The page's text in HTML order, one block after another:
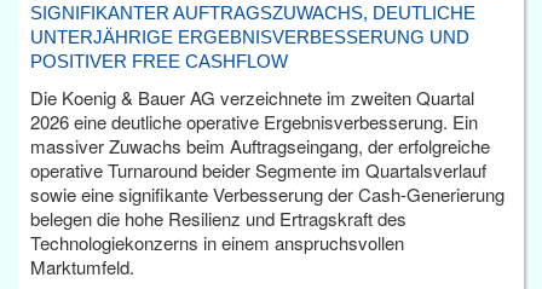
SIGNIFIKANTER AUFTRAGSZUWACHS, DEUTLICHE
UNTERJÄHRIGE ERGEBNISVERBESSERUNG UND
POSITIVER FREE CASHFLOW
Die Koenig & Bauer AG verzeichnete im zweiten Quartal
2026 eine deutliche operative Ergebnisverbesserung. Ein
massiver Zuwachs beim Auftragseingang, der erfolgreiche
operative Turnaround beider Segmente im Quartalsverlauf
sowie eine signifikante Verbesserung der Cash-Generierung
belegen die hohe Resilienz und Ertragskraft des
Technologiekonzerns in einem anspruchsvollen
Marktumfeld.